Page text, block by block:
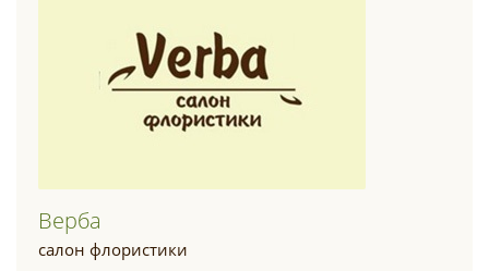
Верба
салон флористики